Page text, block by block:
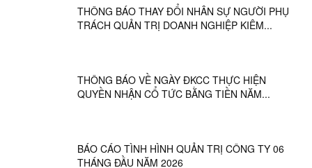
THÔNG BÁO THAY ĐỔI NHÂN SỰ NGƯỜI PHỤ
TRÁCH QUẢN TRỊ DOANH NGHIỆP KIÊM...
THÔNG BÁO VỀ NGÀY ĐKCC THỰC HIỆN
QUYỀN NHẬN CỔ TỨC BẰNG TIỀN NĂM...
BÁO CÁO TÌNH HÌNH QUẢN TRỊ CÔNG TY 06
THÁNG ĐẦU NĂM 2026